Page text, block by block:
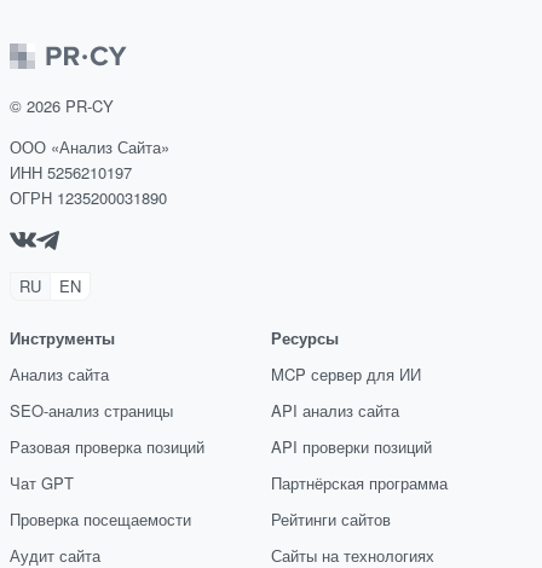
© 2026 PR-CY
ООО «Анализ Сайта»
ИНН 5256210197
ОГРН 1235200031890
RU EN
Инструменты
Анализ сайта
SEO-анализ страницы
Разовая проверка позиций
Чат GPT
Проверка посещаемости
Аудит сайта
Ресурсы
MCP сервер для ИИ
API анализ сайта
API проверки позиций
Партнёрская программа
Рейтинги сайтов
Сайты на технологиях